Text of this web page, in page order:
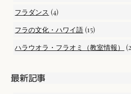
フラダンス (4)
フラの文化・ハワイ語 (15)
ハラウオラ・フラオミ（教室情報）
最新記事